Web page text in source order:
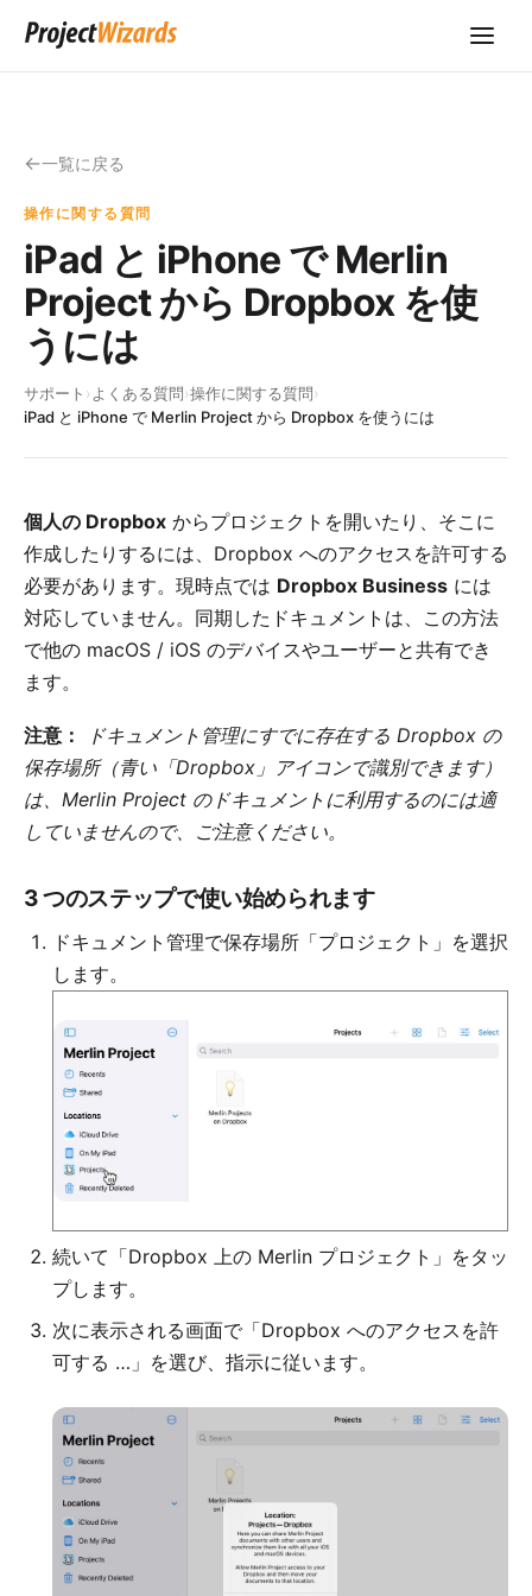
一覧に戻る
操作に関する質問
iPad と iPhone で Merlin
Project から Dropbox を使
うには
サポート › よくある質問›操作に関する質問›
iPad と iPhone で Merlin Project から Dropbox を使うには
個人の Dropbox からプロジェクトを開いたり、そこに
作成したりするには、Dropbox へのアクセスを許可する
必要があります。現時点では Dropbox Business には
対応していません。同期したドキュメントは、この方法
で他の macOS / iOS のデバイスやユーザーと共有でき
ます。
注意：
ドキュメント管理にすでに存在する Dropbox の
保存場所（青い「Dropbox」アイコンで識別できます）
は、Merlin Project のドキュメントに利用するのには適
していませんので、ご注意ください。
3 つのステップで使い始められます
ドキュメント管理で保存場所「プロジェクト」を選択
します。
続いて「Dropbox 上の Merlin プロジェクト」をタッ
プします。
次に表示される画面で「Dropbox へのアクセスを許
可する …」を選び、指示に従います。